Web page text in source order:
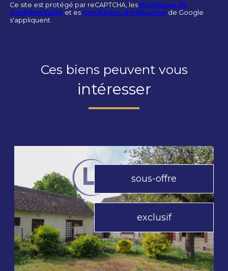
Ce site est protégé par reCAPTCHA, les Politiques de
Confidentialité et es Conditions d'utilisation de Google
s'appliquent.
Ces biens peuvent vous
intéresser
sous-offre
exclusif
voir le bien